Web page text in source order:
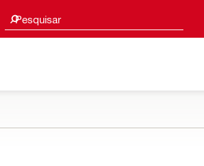
Pesquisar
Procurar sugestões